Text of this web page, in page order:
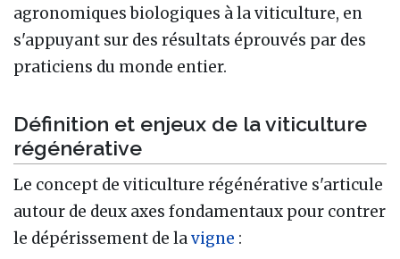
agronomiques biologiques à la viticulture, en
s'appuyant sur des résultats éprouvés par des
praticiens du monde entier.
Définition et enjeux de la viticulture
régénérative
Le concept de viticulture régénérative s'articule
autour de deux axes fondamentaux pour contrer
le dépérissement de lavigne :